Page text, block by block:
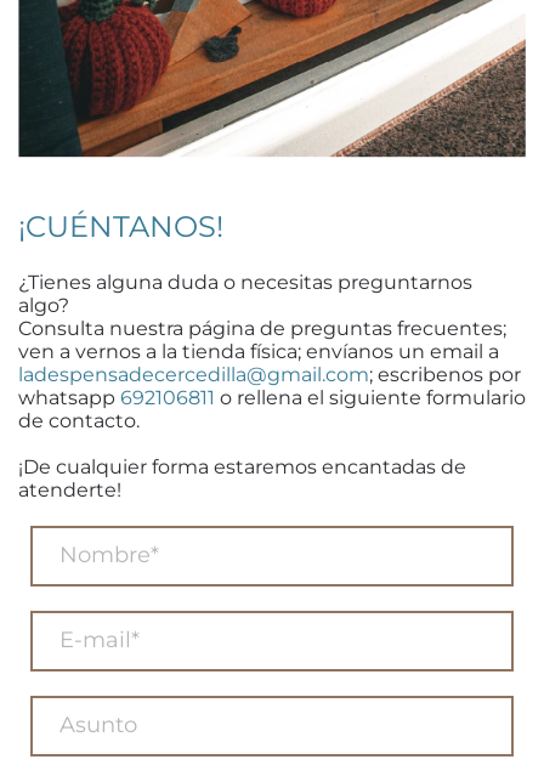
¡CUÉNTANOS!
¿Tienes alguna duda o necesitas preguntarnos
algo?
Consulta nuestra página de preguntas frecuentes;
ven a vernos a la tienda física; envíanos un email a
ladespensadecercedilla@gmail.com; escribenos por
whatsapp 692106811 o rellena el siguiente formulario
de contacto.
¡De cualquier forma estaremos encantadas de
atenderte!